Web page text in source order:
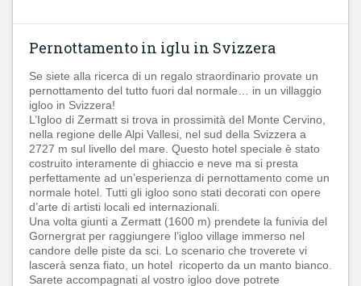
Pernottamento in iglu in Svizzera
Se siete alla ricerca di un regalo straordinario provate un
pernottamento del tutto fuori dal normale… in un villaggio
igloo in Svizzera!
L’Igloo di Zermatt si trova in prossimità del Monte Cervino,
nella regione delle Alpi Vallesi, nel sud della Svizzera a
2727 m sul livello del mare. Questo hotel speciale è stato
costruito interamente di ghiaccio e neve ma si presta
perfettamente ad un’esperienza di pernottamento come un
normale hotel. Tutti gli igloo sono stati decorati con opere
d’arte di artisti locali ed internazionali.
Una volta giunti a Zermatt (1600 m) prendete la funivia del
Gornergrat per raggiungere l’igloo village immerso nel
candore delle piste da sci. Lo scenario che troverete vi
lascerà senza fiato, un hotel ricoperto da un manto bianco.
Sarete accompagnati al vostro igloo dove potrete